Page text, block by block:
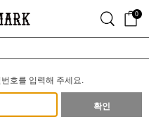
0
호를 입력해 주세요.
확인